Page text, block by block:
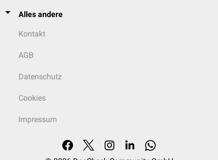
Alles andere
Kontakt
AGB
Datenschutz
Cookies
Impressum